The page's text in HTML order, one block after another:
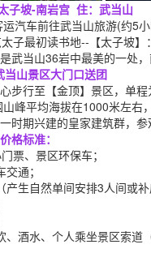
子坡-南岩宫 住：武当山
汽车前往武当山旅游(约5
太子最初读书地--【太子坡
当山36岩中最美的一处，
山景区大门口送团
步行至【金顶】景区，单
峰平均海拔在1000米左右
时期兴建的皇家建筑群，
格标准：
票、景区环保车；
通；
生自然单间安排3人间或补
、酒水、个人乘坐景区索